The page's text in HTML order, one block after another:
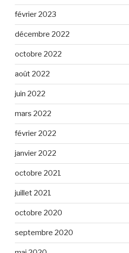
février 2023
décembre 2022
octobre 2022
août 2022
juin 2022
mars 2022
février 2022
janvier 2022
octobre 2021
juillet 2021
octobre 2020
septembre 2020